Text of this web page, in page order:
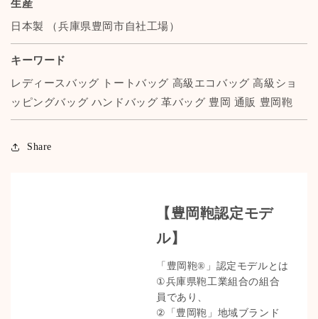
生産
日本製 （兵庫県豊岡市自社工場）
キーワード
レディースバッグ トートバッグ 高級エコバッグ 高級ショ
ッピングバッグ ハンドバッグ 革バッグ 豊岡 通販 豊岡鞄
Share
【豊岡鞄認定モデ
ル】
「豊岡鞄®」認定モデルとは
①兵庫県鞄工業組合の組合
員であり、
②「豊岡鞄」地域ブランド